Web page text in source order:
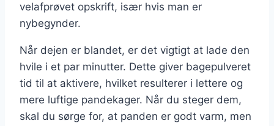
velafprøvet opskrift, især hvis man er
nybegynder.
Når dejen er blandet, er det vigtigt at lade den
hvile i et par minutter. Dette giver bagepulveret
tid til at aktivere, hvilket resulterer i lettere og
mere luftige pandekager. Når du steger dem,
skal du sørge for, at panden er godt varm, men